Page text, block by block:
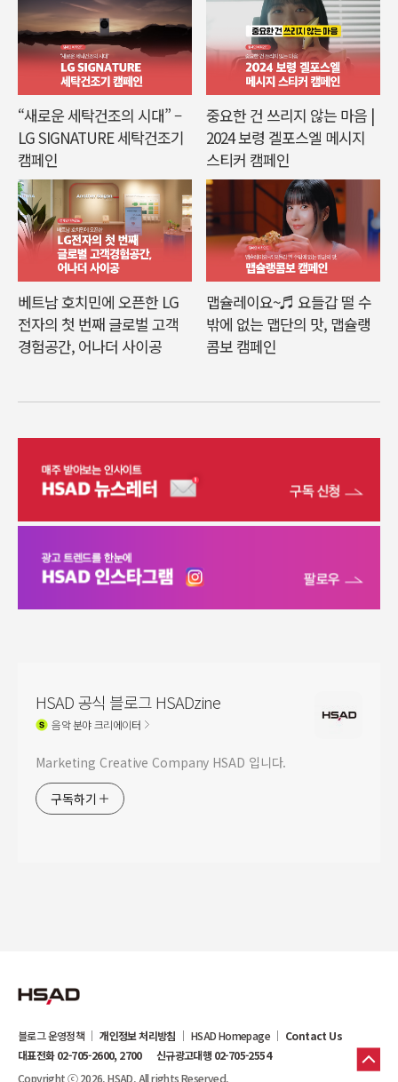
“새로운 세탁건조의 시대” –
LG SIGNATURE 세탁건조기
캠페인
중요한 건 쓰리지 않는 마음 |
2024 보령 겔포스엘 메시지
스티커 캠페인
베트남 호치민에 오픈한 LG
전자의 첫 번째 글로벌 고객
경험공간, 어나더 사이공
맵슐레이요~♬ 요들갑 떨 수
밖에 없는 맵단의 맛, 맵슐랭
콤보 캠페인
HSAD 공식 블로그 HSADzine
음악분야 크리에이터
Marketing Creative Company HSAD 입니다.
구독하기
블로그 운영정책 개인정보 처리방침 HSAD Homepage
Contact Us
대표전화 02-705-2600, 2700
신규광고대행 02-705-2554
Copyright ⓒ 2026. HSAD. All rights Reserved.